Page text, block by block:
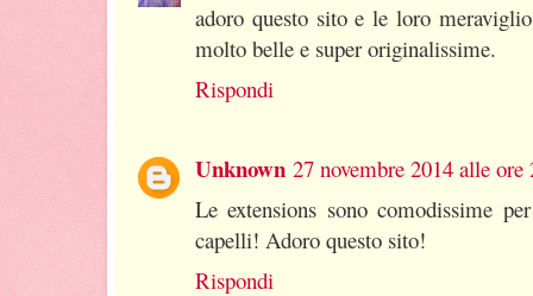
adoro questo sito e le loro
molto belle e super originalissime.
Rispondi
Unknown 27 novembre 2014 alle ore
Le extensions sono comodissime
capelli! Adoro questo sito!
Rispondi